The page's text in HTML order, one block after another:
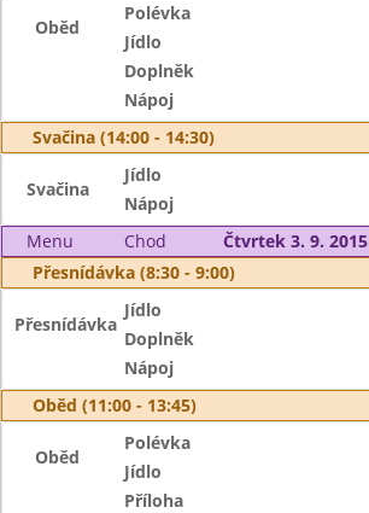
Oběd
Polévka
Jídlo
Doplněk
Nápoj
Svačina (14:00 - 14:30)
Svačina
Jídlo
Nápoj
Menu
Chod
Čtvrtek 3. 9. 2015
Přesnídávka (8:30 - 9:00)
Přesnídávka
Jídlo
Doplněk
Nápoj
Oběd (11:00 - 13:45)
Oběd
Polévka
Jídlo
Příloha